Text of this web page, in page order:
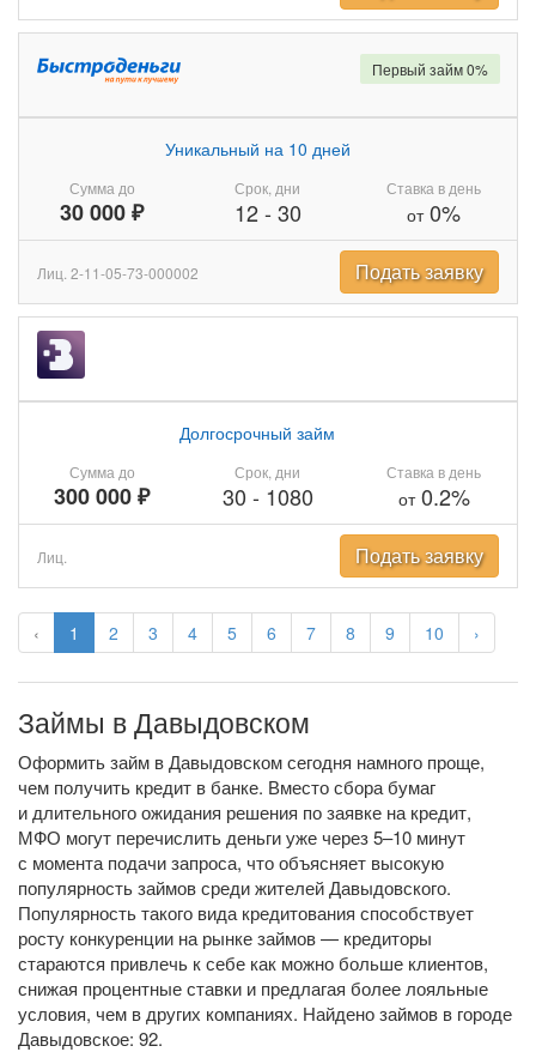
‹ 1 2 3 4 5 6 7 8 9 10 ›
Сумма до
30 000 ₽
Уникальный на 10 дней
Срок, дни
12- 30
Ставка в день
от0%
Первый займ 0%
Лиц. 2-11-05-73-000002 Подать заявку
Сумма до
300 000 ₽
Долгосрочный займ
Срок, дни
30 - 1080
Ставка в день
от0.2%
Лиц. Подать заявку
Займы в Давыдовском
Оформить займ в Давыдовском сегодня намного проще,
чем получить кредит в банке. Вместо сбора бумаг
и длительного ожидания решения по заявке на кредит,
МФО могут перечислить деньги уже через 5–10 минут
с момента подачи запроса, что объясняет высокую
популярность займов среди жителей Давыдовского.
Популярность такого вида кредитования способствует
росту конкуренции на рынке займов — кредиторы
стараются привлечь к себе как можно больше клиентов,
снижая процентные ставки и предлагая более лояльные
условия, чем в других компаниях. Найдено займов в городе
Давыдовское: 92.